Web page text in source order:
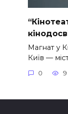
Магнат у
Київ —
0 9